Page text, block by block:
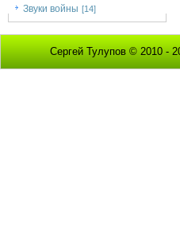
Звуки войны [14]
Сергей Тулупов © 2010 -